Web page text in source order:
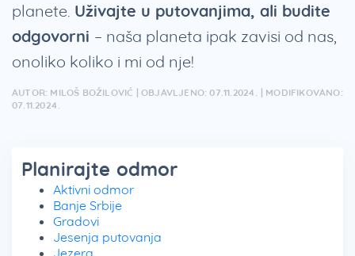
planete. Uživajte u putovanjima, ali budite
odgovorni – naša planeta ipak zavisi od nas,
onoliko koliko i mi od nje!
AUTOR: MILOŠ BOŽILOVIĆ | OBJAVLJENO: 07.11.2024. | MODIFIKOVANO:
07.11.2024.
Planirajte odmor
Aktivni odmor
Banje Srbije
Gradovi
Jesenja putovanja